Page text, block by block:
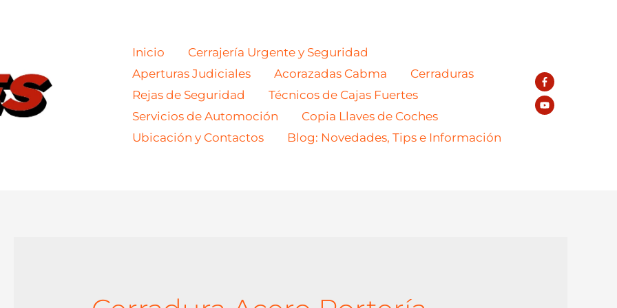
Inicio
Cerrajería Urgente y Seguridad
Aperturas Judiciales
Acorazadas Cabma
Cerraduras
Rejas de Seguridad
Técnicos de Cajas Fuertes
Servicios de Automoción
Copia Llaves de Coches
Ubicación y Contactos
Blog: Novedades, Tips e Información